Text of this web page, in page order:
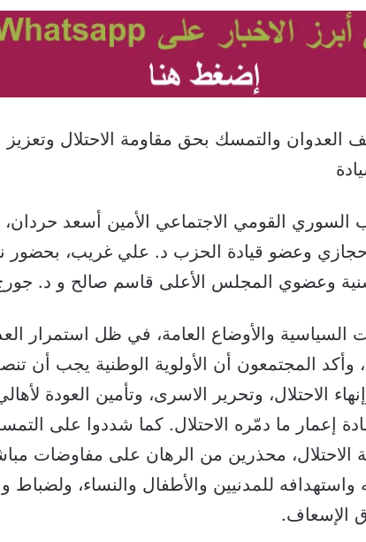
العدوان والتمسك بحق مقاومة الاحتلال وتعزيز
السوري القومي الاجتماعي الأمين أسعد
حجازي وعضو قيادة الحزب د. علي غريب، بحضور
وعضوي المجلس الأعلى قاسم صالح و د.
السياسية والأوضاع العامة، في ظل استمرار
وأكد المجتمعون أن الأولوية الوطنية يجب أن
الاحتلال، وتحرير الاسرى، وتأمين العودة
إعمار ما دمّره الاحتلال. كما شددوا على
محذرين من الرهان على مفاوضات
واستهدافه للمدنيين والأطفال والنساء، ولضباط
الإسعاف.